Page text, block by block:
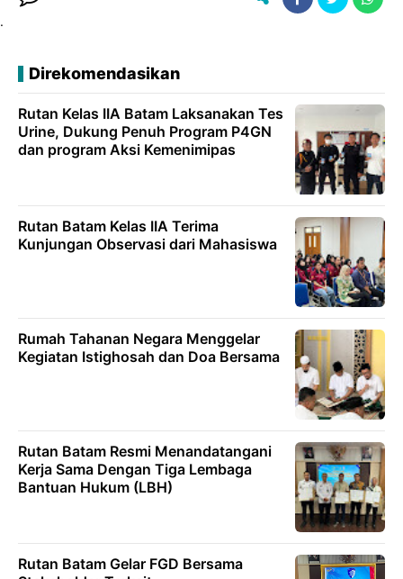
.
Direkomendasikan
Rutan Kelas IIA Batam Laksanakan Tes
Urine, Dukung Penuh Program P4GN
dan program Aksi Kemenimipas
Rutan Batam Kelas IIA Terima
Kunjungan Observasi dari Mahasiswa
Rumah Tahanan Negara Menggelar
Kegiatan Istighosah dan Doa Bersama
Rutan Batam Resmi Menandatangani
Kerja Sama Dengan Tiga Lembaga
Bantuan Hukum (LBH)
Rutan Batam Gelar FGD Bersama